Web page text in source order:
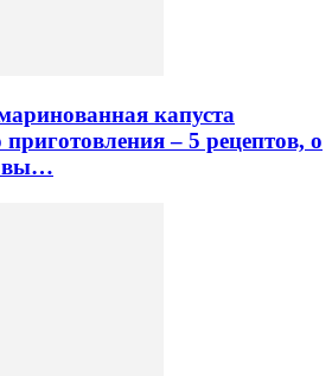
капуста
– 5 рецептов, о
вы…